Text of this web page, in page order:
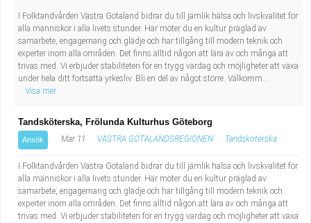
I Folktandvården Västra Götaland bidrar du till jämlik hälsa och livskvalitet för
alla människor i alla livets stunder. Här möter du en kultur präglad av
samarbete, engagemang och glädje och har tillgång till modern teknik och
experter inom alla områden. Det finns alltid någon att lära av och många att
trivas med. Vi erbjuder stabiliteten för en trygg vardag och möjligheter att växa
under hela ditt fortsatta yrkesliv. Bli en del av något större. Välkomm...
Visa mer
Tandsköterska, Frölunda Kulturhus Göteborg
Ansök Mar 11 VÄSTRA GÖTALANDSREGIONEN Tandsköterska
I Folktandvården Västra Götaland bidrar du till jämlik hälsa och livskvalitet för
alla människor i alla livets stunder. Här möter du en kultur präglad av
samarbete, engagemang och glädje och har tillgång till modern teknik och
experter inom alla områden. Det finns alltid någon att lära av och många att
trivas med. Vi erbjuder stabiliteten för en trygg vardag och möjligheter att växa